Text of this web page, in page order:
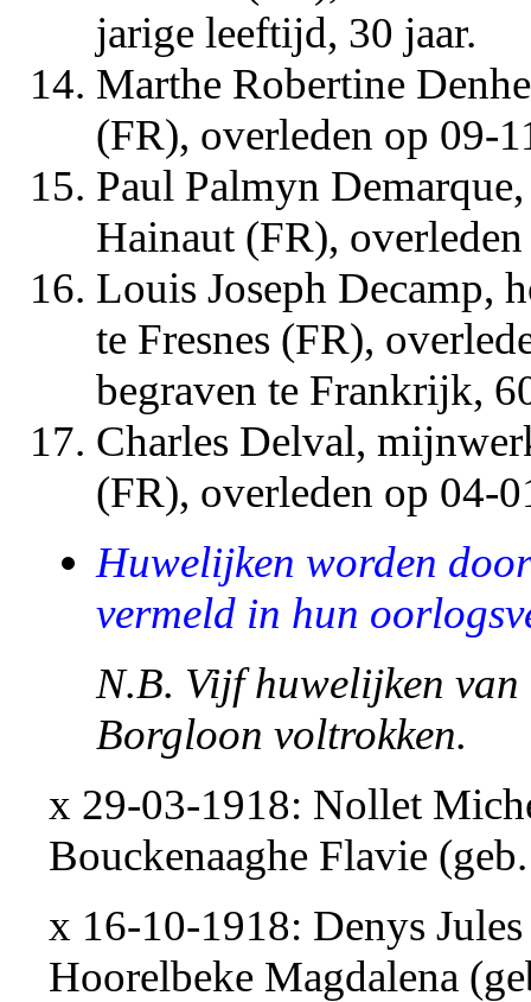
jarige leeftijd, 30 jaar.
Marthe Robertine
(FR), overleden op 09-
Paul Palmyn
Hainaut (FR),
Louis Joseph Decamp,
te Fresnes (FR),
begraven te Frankrijk,
Charles Delval,
(FR), overleden op 04-
Huwelijken worden
vermeld in hun
N.B. Vijf huwelijken
Borgloon voltrokken.
x 29-03-1918: Nollet
Bouckenaaghe Flavie
x 16-10-1918: Denys
Hoorelbeke Magdalena